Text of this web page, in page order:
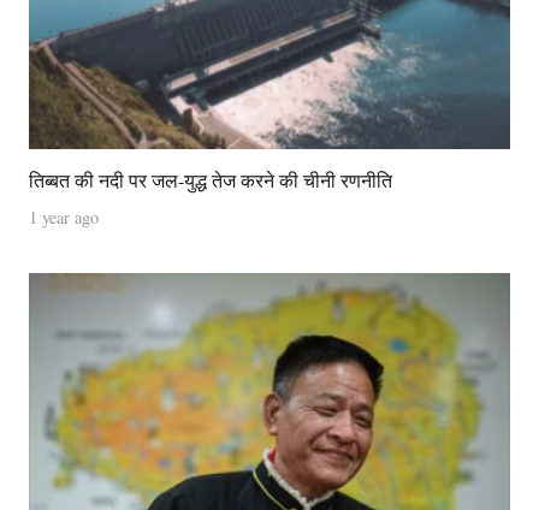
तिब्बत की नदी पर जल-युद्ध तेज करने की चीनी रणनीति
1 year ago